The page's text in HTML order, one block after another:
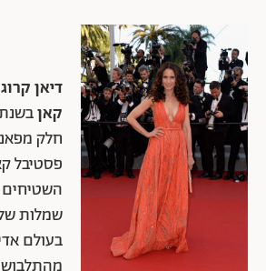
דיאן
קאן
חלק
פסטיבל
שמלות
בעולם